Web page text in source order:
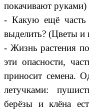
покачивают руками)
- Какую ещё
выделить? (Цветы и
- Жизнь растения
эти опасности,
приносит семена.
летучками:
берёзы и клёна